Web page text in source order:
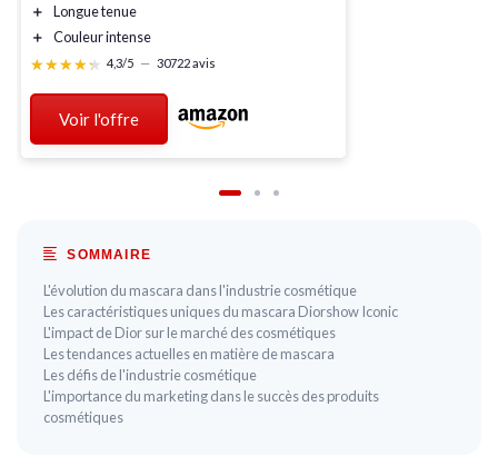
＋
Longue tenue
＋
Couleur intense
★★★★★
★★★★★ 4,3/5 — 30722 avis
Voir l'offre
SOMMAIRE
L'évolution du mascara dans l'industrie cosmétique
Les caractéristiques uniques du mascara Diorshow Iconic
L'impact de Dior sur le marché des cosmétiques
Les tendances actuelles en matière de mascara
Les défis de l'industrie cosmétique
L'importance du marketing dans le succès des produits
cosmétiques